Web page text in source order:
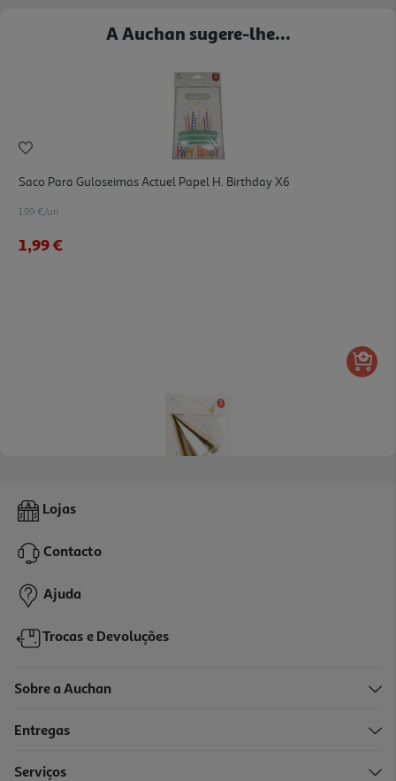
A Auchan sugere-lhe...
Saco Para Guloseimas Actuel Papel H. Birthday X6
1.99 €/un
1,99 €
Chapéu Cartão Actuel Golden Party 6un
1,99 €
Lojas
Contacto
Ajuda
Trocas e Devoluções
Sobre a Auchan
Entregas
Serviços